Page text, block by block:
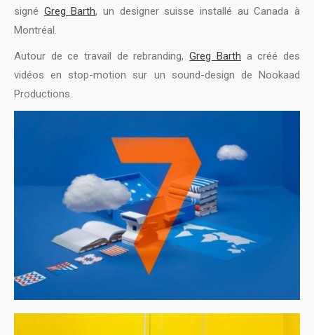
signé Greg Barth, un designer suisse installé au Canada à
Montréal.
Autour de ce travail de rebranding,Greg Barth a créé des
vidéos en stop-motion sur un sound-design de Nookaad
Productions.